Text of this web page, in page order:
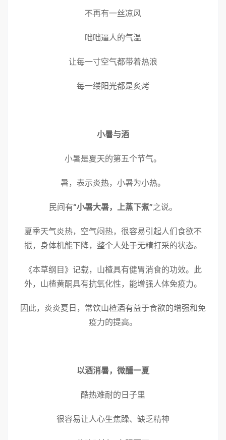
不再有一丝凉风
咄咄逼人的气温
让每一寸空气都带着热浪
每一缕阳光都是炙烤
小暑与酒
小暑是夏天的第五个节气。
暑，表示炎热，小暑为小热。
民间有“小暑大暑，上蒸下煮”之说。
夏季天气炎热，空气闷热，很容易引起人们食欲不
振，身体机能下降，整个人处于无精打采的状态。
《本草纲目》记载，山楂具有健胃消食的功效。此
外，山楂黄酮具有抗氧化性，能增强人体免疫力。
因此，炎炎夏日，常饮山楂酒有益于食欲的增强和免
疫力的提高。
以酒消暑，微醺一夏
酷热难耐的日子里
很容易让人心生焦躁、缺乏精神